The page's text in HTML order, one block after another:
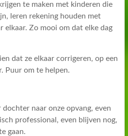
te maken met kinderen die
leren rekening houden met
elkaar. Zo mooi om dat elke dag
dat ze elkaar corrigeren, op een
Puur om te helpen.
dochter naar onze opvang, even
professional, even blijven nog,
gaan.